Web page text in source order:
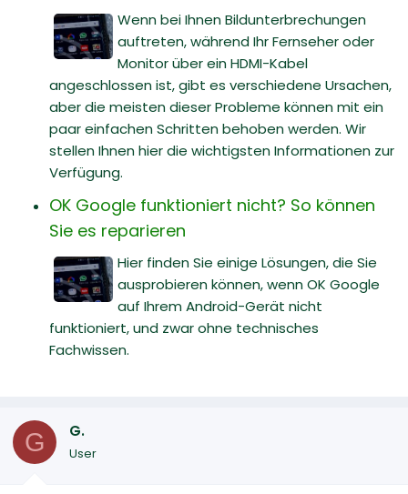
Wenn bei Ihnen Bildunterbrechungen
auftreten, während Ihr Fernseher oder
Monitor über ein HDMI-Kabel
angeschlossen ist, gibt es verschiedene Ursachen,
aber die meisten dieser Probleme können mit ein
paar einfachen Schritten behoben werden. Wir
stellen Ihnen hier die wichtigsten Informationen zur
Verfügung.
OK Google funktioniert nicht? So können
Sie es reparieren
Hier finden Sie einige Lösungen, die Sie
ausprobieren können, wenn OK Google
auf Ihrem Android-Gerät nicht
funktioniert, und zwar ohne technisches
Fachwissen.
G G.
User